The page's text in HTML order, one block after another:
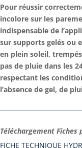
Pour réussir
incolore sur les
indispensable de
sur supports gelés ou
en plein soleil,
pas de pluie dans les
respectant les
l’absence de gel, de
Téléchargement Fiches
FICHE TECHNIQUE